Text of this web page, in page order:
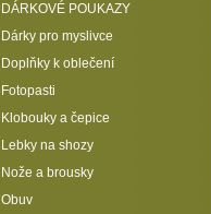
DÁRKOVÉ POUKAZY
Dárky pro myslivce
Doplňky k oblečení
Fotopasti
Klobouky a čepice
Lebky na shozy
Nože a brousky
Obuv